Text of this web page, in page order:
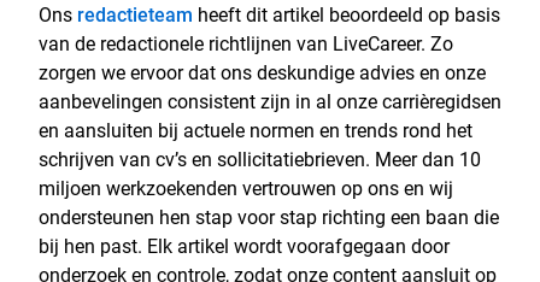
Ons redactieteam heeft dit artikel beoordeeld op basis
van de redactionele richtlijnen van LiveCareer. Zo
zorgen we ervoor dat ons deskundige advies en onze
aanbevelingen consistent zijn in al onze carrièregidsen
en aansluiten bij actuele normen en trends rond het
schrijven van cv’s en sollicitatiebrieven. Meer dan 10
miljoen werkzoekenden vertrouwen op ons en wij
ondersteunen hen stap voor stap richting een baan die
bij hen past. Elk artikel wordt voorafgegaan door
onderzoek en controle, zodat onze content aansluit op